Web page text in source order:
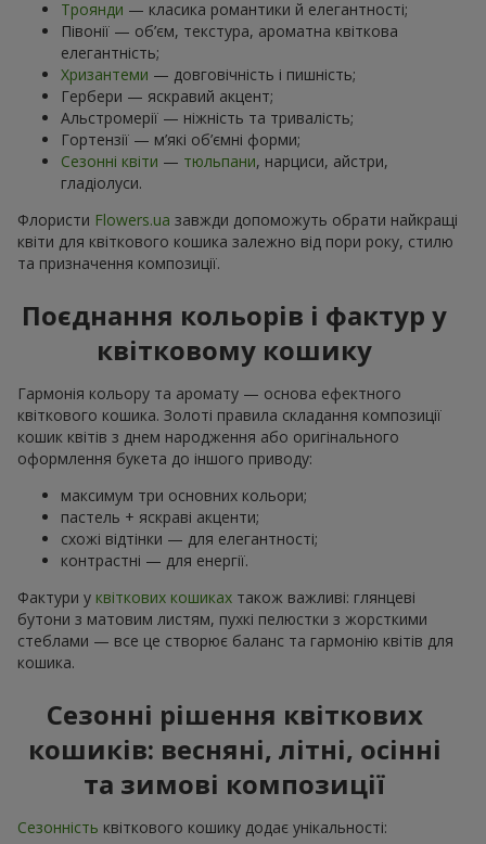
Троянди — класика романтики й елегантності;
Півонії — об’єм, текстура, ароматна квіткова
елегантність;
Хризантеми — довговічність і пишність;
Гербери — яскравий акцент;
Альстромерії — ніжність та тривалість;
Гортензії — м’які об’ємні форми;
Сезонні квіти — тюльпани, нарциси, айстри,
гладіолуси.
Флористи Flowers.ua завжди допоможуть обрати найкращі
квіти для квіткового кошика залежно від пори року, стилю
та призначення композиції.
Поєднання кольорів і фактур у
квітковому кошику
Гармонія кольору та аромату — основа ефектного
квіткового кошика. Золоті правила складання композиції
кошик квітів з днем ​​народження або оригінального
оформлення букета до іншого приводу:
максимум три основних кольори;
пастель + яскраві акценти;
схожі відтінки — для елегантності;
контрастні — для енергії.
Фактури у квіткових кошиках також важливі: глянцеві
бутони з матовим листям, пухкі пелюстки з жорсткими
стеблами — все це створює баланс та гармонію квітів для
кошика.
Сезонні рішення квіткових
кошиків: весняні, літні, осінні
та зимові композиції
Сезонність квіткового кошику додає унікальності: